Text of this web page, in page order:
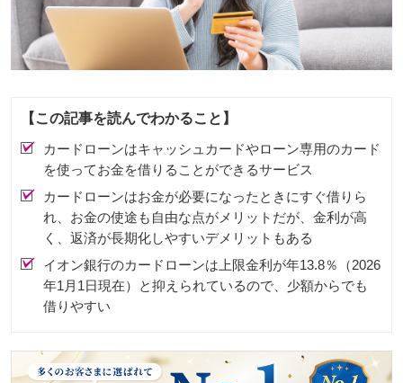
【この記事を読んでわかること】
カードローンはキャッシュカードやローン専用のカード
を使ってお金を借りることができるサービス
カードローンはお金が必要になったときにすぐ借りら
れ、お金の使途も自由な点がメリットだが、金利が高
く、返済が長期化しやすいデメリットもある
イオン銀行のカードローンは上限金利が年13.8％（2026
年1月1日現在）と抑えられているので、少額からでも
借りやすい